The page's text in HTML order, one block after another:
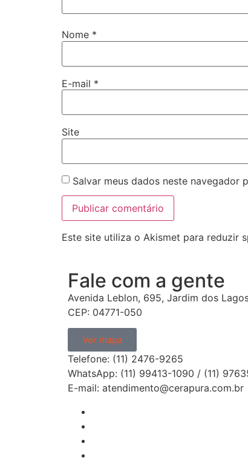
Nome *
E-mail *
Site
Salvar meus dados neste navegador
Este site utiliza o Akismet para reduzir
Fale com a gente
Avenida Leblon, 695, Jardim dos
CEP: 04771-050
Ver mapa
Telefone: (11) 2476-9265
WhatsApp: (11) 99413-1090 / (11)
E-mail: atendimento@cerapura.com.br